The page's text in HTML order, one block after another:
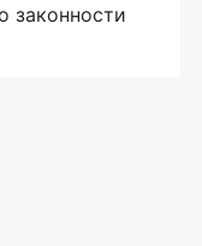
законности